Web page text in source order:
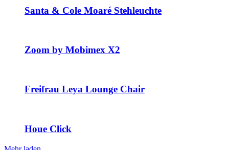
Santa & Cole Moaré Stehleuchte
Zoom by Mobimex X2
Freifrau Leya Lounge Chair
Houe Click